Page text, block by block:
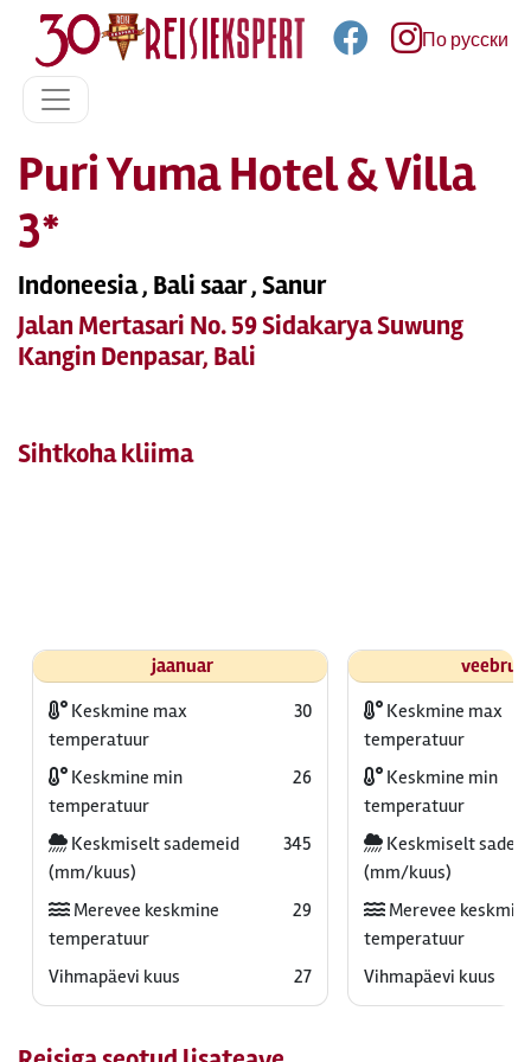
По русски
Puri Yuma Hotel & Villa
3*
Indoneesia , Bali saar , Sanur
Jalan Mertasari No. 59 Sidakarya Suwung
Kangin Denpasar, Bali
Sihtkoha kliima
jaanuar
Keskmine max
temperatuur
30
Keskmine min
temperatuur
26
Keskmiselt sademeid
(mm/kuus)
345
Merevee keskmine
temperatuur
29
Vihmapäevi kuus 27
Keskmine max
temperatuur
Keskmine min
temperatuur
Keskmiselt
(mm/kuus)
Merevee
temperatuur
Vihmapäevi kuus